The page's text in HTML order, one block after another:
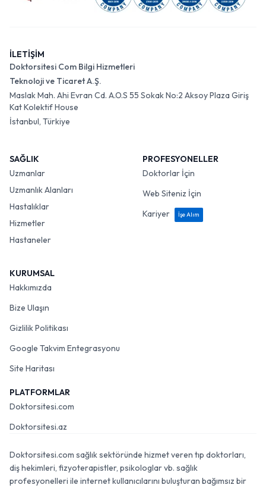
İLETİŞİM
Doktorsitesi Com Bilgi Hizmetleri
Teknoloji ve Ticaret A.Ş.
Maslak Mah. Ahi Evran Cd. A.O.S 55 Sokak No:2 Aksoy Plaza Giriş
Kat Kolektif House
İstanbul, Türkiye
SAĞLIK
Uzmanlar
Uzmanlık Alanları
Hastalıklar
Hizmetler
Hastaneler
PROFESYONELLER
Doktorlar İçin
Web Siteniz İçin
Kariyer
İşe Alım
KURUMSAL
Hakkımızda
Bize Ulaşın
Gizlilik Politikası
Google Takvim Entegrasyonu
Site Haritası
PLATFORMLAR
Doktorsitesi.com
Doktorsitesi.az
Doktorsitesi.com sağlık sektöründe hizmet veren tıp doktorları,
diş hekimleri, fizyoterapistler, psikologlar vb. sağlık
profesyonelleri ile internet kullanıcılarını buluşturan bağımsız bir